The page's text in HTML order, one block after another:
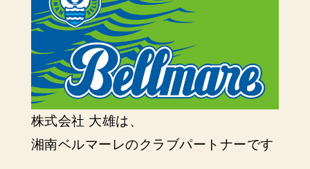
株式会社 大雄は、
湘南ベルマーレのクラブパートナーです